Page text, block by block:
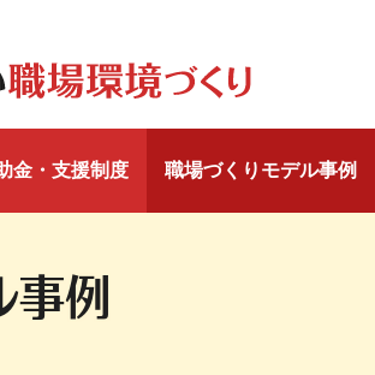
金・支援制度 職場づくりモデル事例
事例